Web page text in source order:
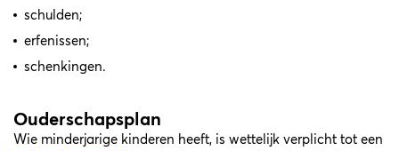
schulden;
erfenissen;
schenkingen.
Ouderschapsplan
Wie minderjarige kinderen heeft, is wettelijk verplicht tot een